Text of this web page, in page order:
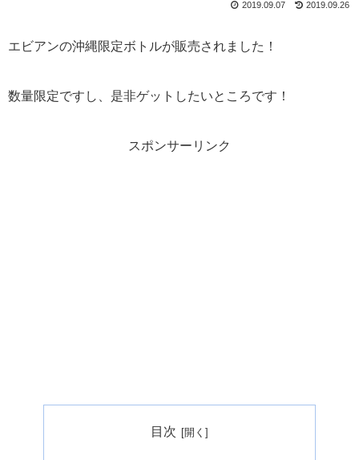
2019.09.26
2019.09.07
エビアンの沖縄限定ボトルが販売されました！
数量限定ですし、是非ゲットしたいところです！
スポンサーリンク
目次